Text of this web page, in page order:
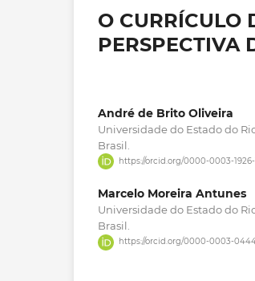
O CURRÍCULO
PERSPECTIVA
André de Brito Oliveira
Universidade do Estado do
Brasil.
https://orcid.org/0000-0003-1926-
Marcelo Moreira Antunes
Universidade do Estado do
Brasil.
https://orcid.org/0000-0003-